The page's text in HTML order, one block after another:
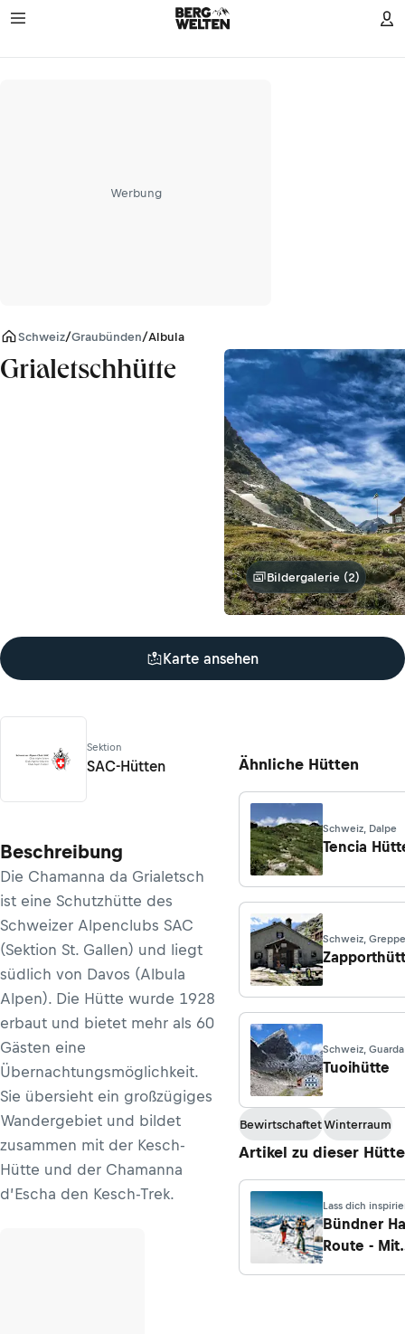
Werbung
Schweiz/Graubünden/Albula Alpen
Grialetschhütte
Bildergalerie (2)
Karte ansehen
Sektion
SAC-Hütten
Beschreibung
Die Chamanna da Grialetsch
ist eine Schutzhütte des
Schweizer Alpenclubs SAC
(Sektion St. Gallen) und liegt
südlich von Davos (Albula
Alpen). Die Hütte wurde 1928
erbaut und bietet mehr als 60
Gästen eine
Übernachtungsmöglichkeit.
Sie übersieht ein großzügiges
Wandergebiet und bildet
zusammen mit der Kesch-
Hütte und der Chamanna
d’Escha den Kesch-Trek.
Ähnliche Hütten
Schweiz, Dalpe
Tencia
Schweiz,
Schweiz, Guarda
Tuoihütte
BewirtschaftetWinterraum
Artikel zu dieser Hütte
Lass dich
Bündner
Route - Mit